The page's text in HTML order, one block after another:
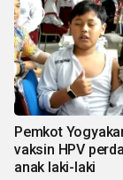
Pemkot
vaksin HPV
anak laki-laki